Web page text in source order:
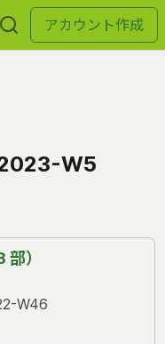
アカウント作成
W5
）
W46